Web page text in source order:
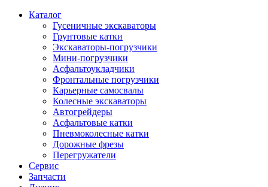
Каталог
Гусеничные экскаваторы
Грунтовые катки
Экскаваторы-погрузчики
Мини-погрузчики
Асфальтоукладчики
Фронтальные погрузчики
Карьерные самосвалы
Колесные экскаваторы
Автогрейдеры
Асфальтовые катки
Пневмоколесные катки
Дорожные фрезы
Перегружатели
Сервис
Запчасти